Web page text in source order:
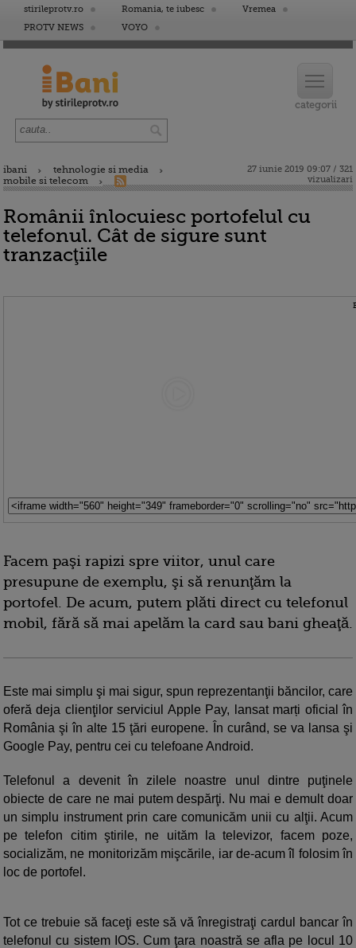
stirileprotv.ro Romania, te iubesc
Vremea
PROTV NEWS
VOYO
ibani
tehnologie si media
mobile si telecom
27 iunie 2019 09:07 / 321
vizualizari
Românii înlocuiesc portofelul cu
telefonul. Cât de sigure sunt
tranzacţiile
Facem paşi rapizi spre viitor, unul care
presupune de exemplu, şi să renunţăm la
portofel. De acum, putem plăti direct cu telefonul
mobil, fără să mai apelăm la card sau bani gheaţă.
Este mai simplu şi mai sigur, spun reprezentanţii băncilor, care
oferă deja clienţilor serviciul Apple Pay, lansat marți oficial în
România şi în alte 15 ţări europene. În curând, se va lansa şi
Google Pay, pentru cei cu telefoane Android.
Telefonul a devenit în zilele noastre unul dintre puţinele
obiecte de care ne mai putem despărţi. Nu mai e demult doar
un simplu instrument prin care comunicăm unii cu alţii. Acum
pe telefon citim ştirile, ne uităm la televizor, facem poze,
socializăm, ne monitorizăm mişcările, iar de-acum îl folosim în
loc de portofel.
Tot ce trebuie să faceţi este să vă înregistraţi cardul bancar în
telefonul cu sistem IOS. Cum ţara noastră se afla pe locul 10